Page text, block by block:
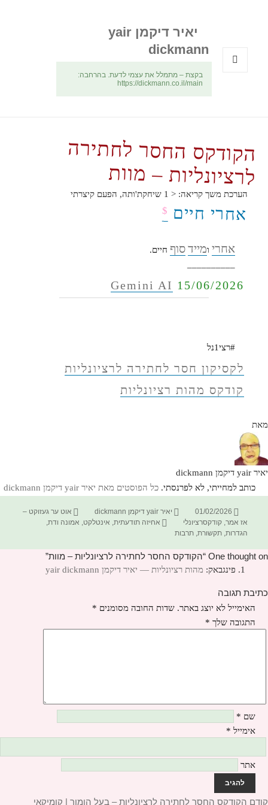
יאיר דיקמן yair
dickmann
בקצת – מתמלל את עצמי לדעת. בהרחבה:
https://dickmann.co.il/main
הקודקס החסר לחתירה
לרציונליות – מוות
הערכת משך קריאה: < 1 שיחקת'ותה, הפעם קיצרתי
אחרי חיים $
אחרי ומייד סוף חיים.
Gemini AI 15/06/2026
#רצי1נל
לקסיקון חסר לחתירה לרציונליות
קודקס מהות רציונליות
מאת
יאיר yair דיקמן dickmann
כותב למחייתי, לא לפרנסתי. כל הפוסטים מאת יאיר yair דיקמן dickmann‏
פורסם
בתאריך
01/02/2026 מחבר
יאיר yair דיקמן dickmann קטגוריות
אוט ער געזוקט –
אז אמר,קודקסרציונלי תגיות
אחיזה תודעתית, אינטלקט, אמונה ודת,
הגדרות,תקשורת,תרבות
One thought on “הקודקס החסר לחתירה לרציונליות – מוות”
פינגבאק: מהות רציונליות — יאיר דיקמן yair dickmann
כתיבת תגובה
האימייל לא יוצג באתר. שדות החובה מסומנים *
התגובה שלך *
שם *
אימייל *
אתר
ניווט
קודם הפוסט
הקודקס החסר לחתירה לרציונליות – בעל הומור | קומיקאי